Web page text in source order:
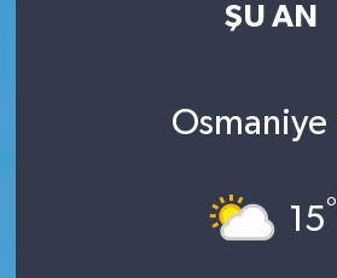
ŞU AN
Osmaniye
15°
Son Dakika Haberleri